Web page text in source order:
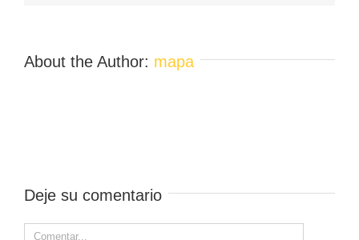
About the Author: mapa
Deje su comentario
Comment